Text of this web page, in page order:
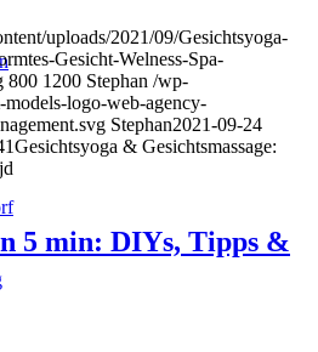
uploads/2021/09/Gesichtsyoga-
Gesicht-Welness-Spa-
800 1200 Stephan /wp-
logo-web-agency-
Stephan2021-09-24
Gesichtsyoga & Gesichtsmassage:
5 min: DIYs, Tipps &